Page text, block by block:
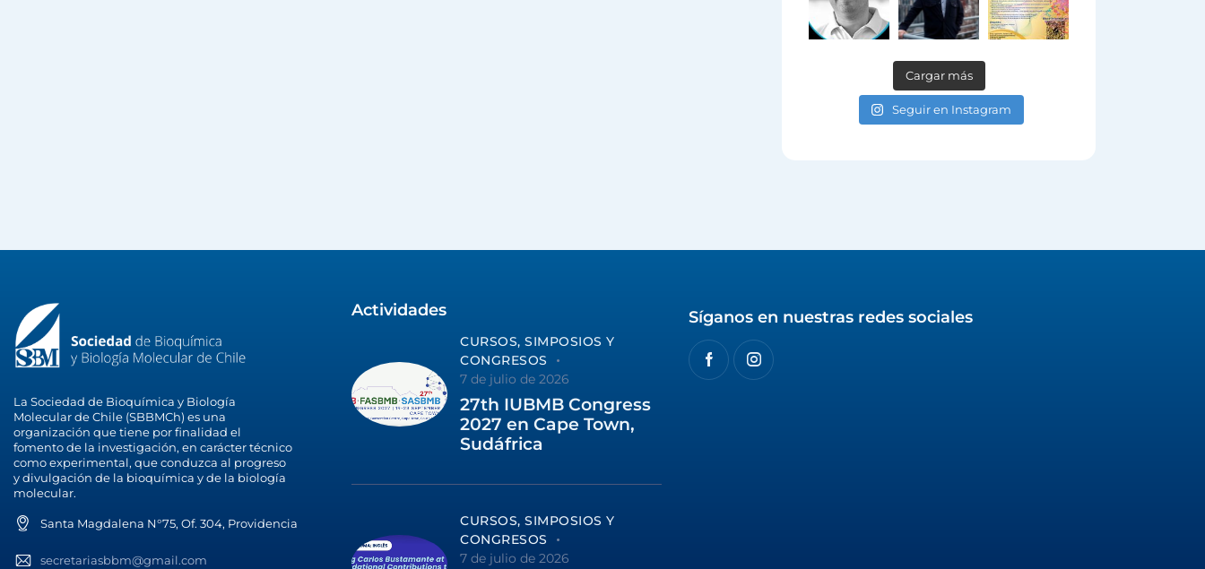
Cargar más
Seguir en Instagram
La Sociedad de Bioquímica y Biología
Molecular de Chile (SBBMCh) es una
organización que tiene por finalidad el
fomento de la investigación, en carácter técnico
como experimental, que conduzca al progreso
y divulgación de la bioquímica y de la biología
molecular.
Santa Magdalena N°75, Of. 304, Providencia
secretariasbbm@gmail.com
Actividades
CURSOS, SIMPOSIOS Y
CONGRESOS
7 de julio de 2026
27th IUBMB Congress
2027 en Cape Town,
Sudáfrica
CURSOS, SIMPOSIOS Y
CONGRESOS
7 de julio de 2026
Síganos en nuestras redes sociales